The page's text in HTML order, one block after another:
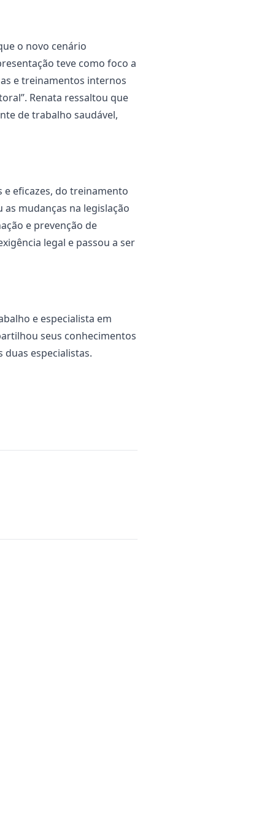
o novo cenário
teve como foco a
e treinamentos internos
Renata ressaltou que
de trabalho saudável,
e eficazes, do treinamento
mudanças na legislação
e prevenção de
legal e passou a ser
e especialista em
seus conhecimentos
especialistas.